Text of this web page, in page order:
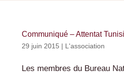
Communiqué – Attentat
29 juin 2015 | L'association
Les membres du Bureau